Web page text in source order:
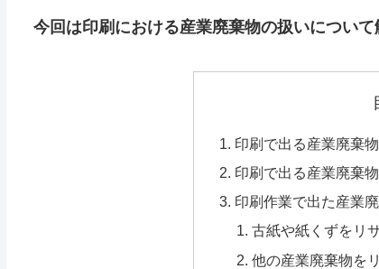
今回は印刷における産業廃棄物の扱いについて
印刷で出る産業廃棄
印刷で出る産業廃棄
印刷作業で出た産業
古紙や紙くずをリ
他の産業廃棄物を